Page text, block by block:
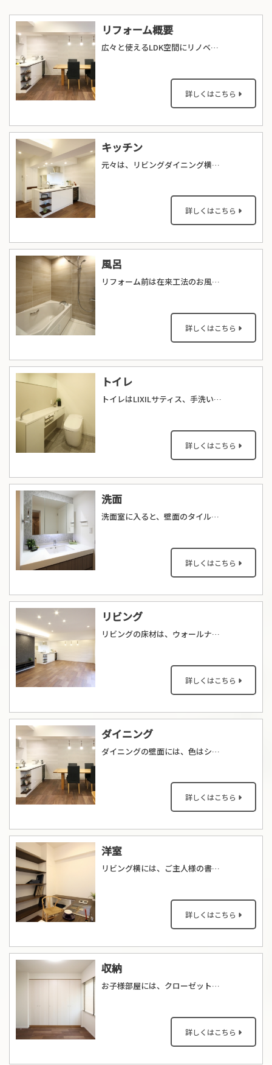
リフォーム概要
広々と使えるLDK空間にリノベーションしました。オープンなL型のキッチンは見通しがよく、ご家族と会話しながらお料理ができるレイアウトになりました。
詳しくはこちら
キッチン
元々は、リビングダイニング横のスペースに独立キッチンがありました。奥様のご要望をお伺いしながら、リビングダイニングにつながる開放的なL型キッチンに造り変えました。ホワイトカラーの中に、部分的にウォールナットをきかせた、おしゃれなキッチンが出来上がりました。
詳しくはこちら
風呂
リフォーム前は在来工法のお風呂でしたが、LIXILのユニットバス・SPAGE（スパージュ）を採用しました。壁面は木目調タイルで、ラグジュアリーな雰囲気のお風呂に仕上がりました。
詳しくはこちら
トイレ
トイレはLIXILサティス、手洗いカウンターはLIXILキャパシアを使っています。朝の時間帯など洗面所が混んでいる時に、お手洗いでもお化粧が出来るよう、広めの手洗いカウンターとミラーを設置しました。
詳しくはこちら
洗面
洗面室に入ると、壁面のタイルが印象的に目に入ってきます。白いカウンターの上の、イタリア産大理石・ビアンコカララの表情が美しい、ホテルのようなパウダールームとなりました。
詳しくはこちら
リビング
リビングの床材は、ウォールナット突板のフローリングです。木目の表情が美しく、シンプルな家具にもよく合います。また、天井を間接照明で照らすことにより、やわらかく心地よい明るさを感じることが出来ます。また、天井高も高く感じるようになりました。
詳しくはこちら
ダイニング
ダイニングの壁面には、色はシンプルな白でありながら、ほどよいリズム感を奏でるタイルを壁一面に施工しました。ダイニングのペンダントライトも、空間にアクセントを付けてくれています。
詳しくはこちら
洋室
リビング横には、ご主人様の書斎スペースを作りました。パソコンやプリンターなどのOA機器の利用も考慮し、デザインしました。
詳しくはこちら
収納
お子様部屋には、クローゼットを造作しました。
詳しくはこちら